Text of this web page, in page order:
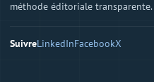
méthode éditoriale transparente.
SuivreLinkedInFacebookX